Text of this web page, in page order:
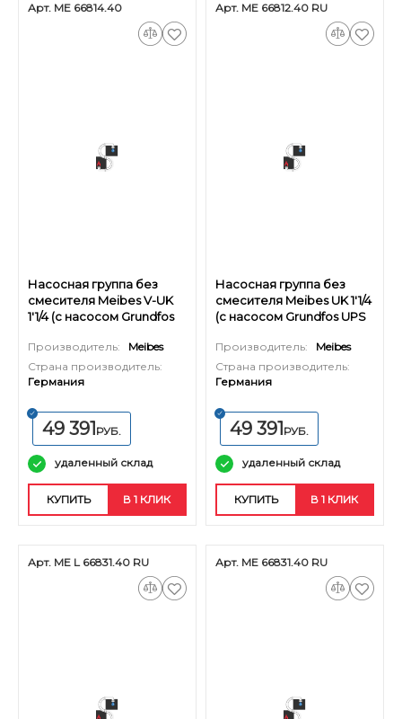
Арт. ME 66814.40
Насосная группа без
смесителя Meibes V-UK
1'1/4 (с насосом Grundfos
Производитель:
Meibes
Страна производитель:
Германия
49 391РУБ.
удаленный склад
КУПИТЬ В 1 КЛИК
Арт. ME 66812.40 RU
Насосная группа без
смесителя Meibes UK 1'1/4
(с насосом Grundfos UPS
Производитель:
Meibes
Страна производитель:
Германия
49 391РУБ.
удаленный склад
КУПИТЬ В 1 КЛИК
Арт. ME L 66831.40 RU Арт. ME 66831.40 RU